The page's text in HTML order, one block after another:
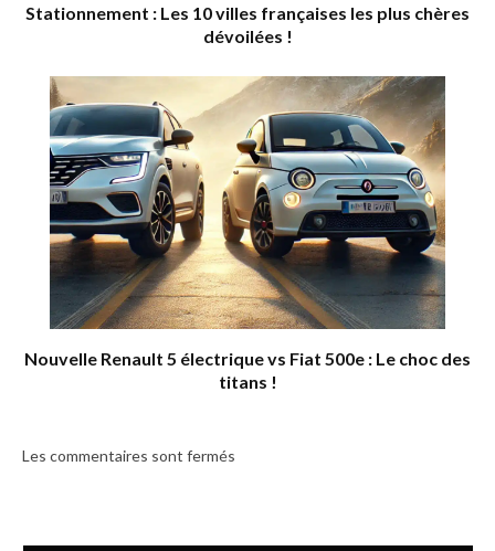
Stationnement : Les 10 villes françaises les plus chères
dévoilées !
Nouvelle Renault 5 électrique vs Fiat 500e : Le choc des
titans !
Les commentaires sont fermés